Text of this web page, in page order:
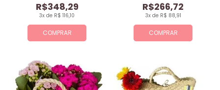
COMPRAR
3x de R$ 116,10
R$348,29
COMPRAR
3x de R$ 88,91
R$266,72